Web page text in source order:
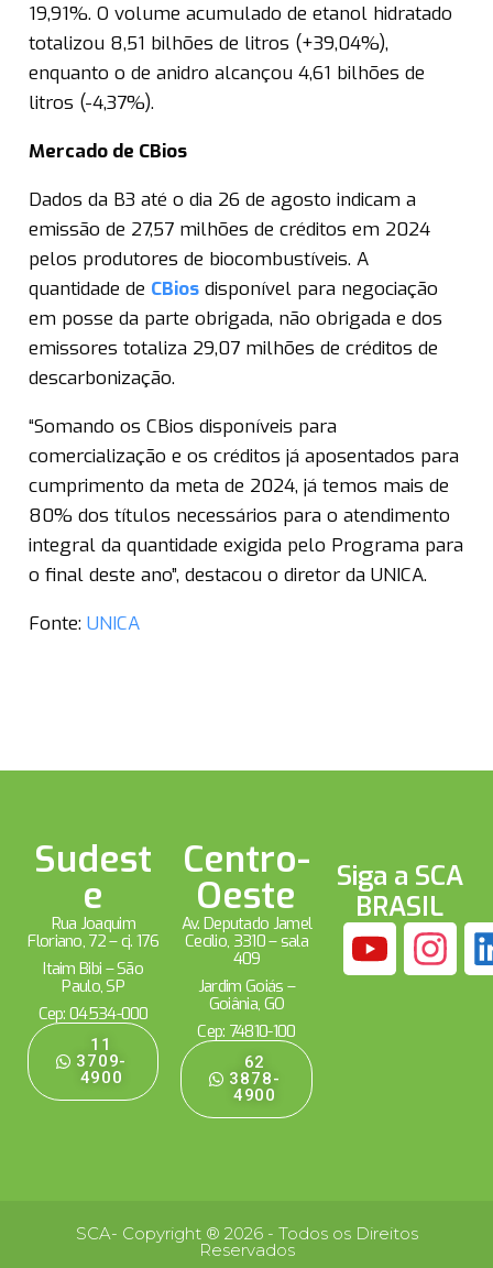
19,91%. O volume acumulado de etanol hidratado
totalizou 8,51 bilhões de litros (+39,04%),
enquanto o de anidro alcançou 4,61 bilhões de
litros (-4,37%).
Mercado de CBios
Dados da B3 até o dia 26 de agosto indicam a
emissão de 27,57 milhões de créditos em 2024
pelos produtores de biocombustíveis. A
quantidade de CBios disponível para negociação
em posse da parte obrigada, não obrigada e dos
emissores totaliza 29,07 milhões de créditos de
descarbonização.
“Somando os CBios disponíveis para
comercialização e os créditos já aposentados para
cumprimento da meta de 2024, já temos mais de
80% dos títulos necessários para o atendimento
integral da quantidade exigida pelo Programa para
o final deste ano”, destacou o diretor da UNICA.
Fonte: UNICA
Sudest
e
Rua Joaquim
Floriano, 72 – cj. 176
Itaim Bibi – São
Paulo, SP
Cep: 04534-000
11
3709-
4900
Centro-
Oeste
Av. Deputado Jamel
Cecílio, 3310 – sala
409
Jardim Goiás –
Goiânia, GO
Cep: 74810-100
62
3878-
4900
Siga a SCA
BRASIL
SCA- Copyright ® 2026 - Todos os Direitos
Reservados